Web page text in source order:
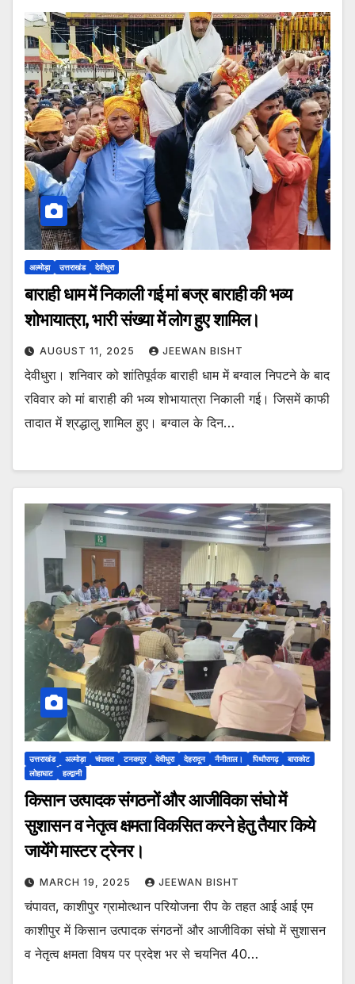
अल्मोड़ा उत्तराखंड देवीधुरा
बाराही धाम में निकाली गई मां बज्र बाराही की भव्य
शोभायात्रा, भारी संख्या में लोग हुए शामिल।
AUGUST 11, 2025 JEEWAN BISHT
देवीधुरा। शनिवार को शांतिपूर्वक बाराही धाम में बग्वाल निपटने के बाद
रविवार को मां बाराही की भव्य शोभायात्रा निकाली गई। जिसमें काफी
तादात में श्रद्धालु शामिल हुए। बग्वाल के दिन…
उत्तराखंड अल्मोड़ा चंपावत टनकपुर देवीधुरा देहरादून नैनीताल। पिथौरागढ़
बाराकोट
लोहाघाट
हल्द्वानी
किसान उत्पादक संगठनों और आजीविका संघो में
सुशासन व नेतृत्व क्षमता विकसित करने हेतु तैयार किये
जायेंगे मास्टर ट्रेनर।
MARCH 19, 2025 JEEWAN BISHT
चंपावत, काशीपुर ग्रामोत्थान परियोजना रीप के तहत आई आई एम
काशीपुर में किसान उत्पादक संगठनों और आजीविका संघो में सुशासन
व नेतृत्व क्षमता विषय पर प्रदेश भर से चयनित 40…